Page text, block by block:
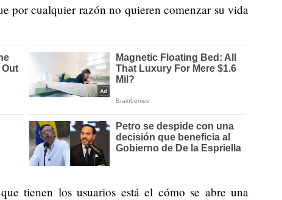
por cualquier razón no quieren comenzar su vida
tienen los usuarios está el cómo se abre una